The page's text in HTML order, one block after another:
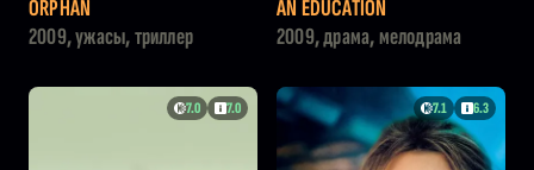
ORPHAN
2009, ужасы, триллер
AN EDUCATION
2009, драма, мелодрама
7.0 7.0 7.1 6.3